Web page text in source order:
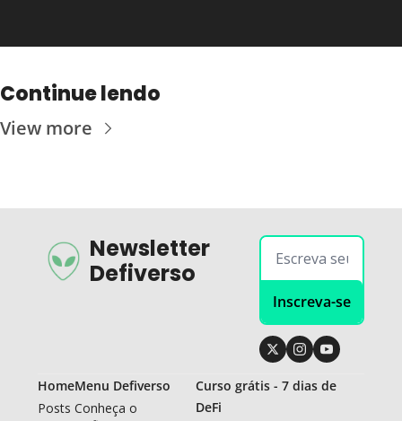
Continue lendo
View more
Newsletter
Defiverso
Inscreva-se
Home
Posts
Menu Defiverso
Conheça o
Curso grátis - 7 dias de
DeFi